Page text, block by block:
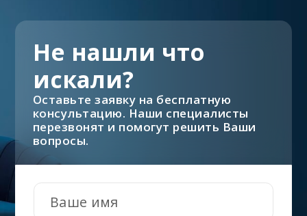
Не нашли что
искали?
Оставьте заявку на бесплатную
консультацию. Наши специалисты
перезвонят и помогут решить Ваши
вопросы.